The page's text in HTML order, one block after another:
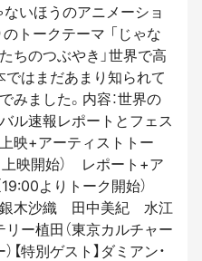
ないほうのアニメーショ
のトークテーマ 「じゃな
ちのつぶやき」世界で高
ではまだあまり知られて
みました。内容：世界の
ル速報レポートとフェス
映+アーティストトー
上映開始） レポート+ア
よりトーク開始）
銀木沙織 田中美紀 水江
リー植田（東京カルチャー
【特別ゲスト】ダミアン・